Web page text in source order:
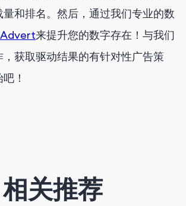
和排名。然后，通过我们专业的数
来提升您的数字存在！与我们
获取驱动结果的有针对性广告策
！
相关推荐